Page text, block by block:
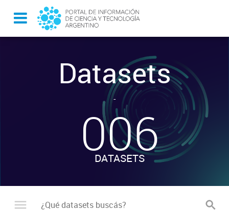
Datasets
-
006
DATASETS